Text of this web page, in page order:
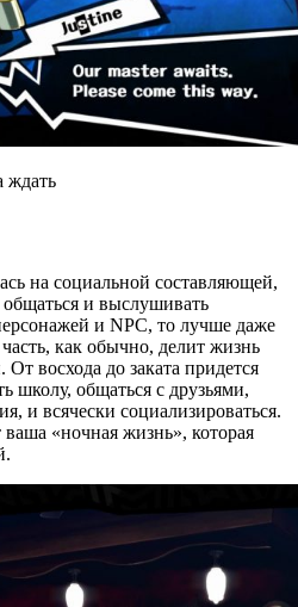
ждать
на социальной составляющей,
и выслушивать
и NPC, то лучше даже
как обычно, делит жизнь
От восхода до заката придется
школу, общаться с друзьями,
и всячески социализироваться.
«ночная жизнь», которая